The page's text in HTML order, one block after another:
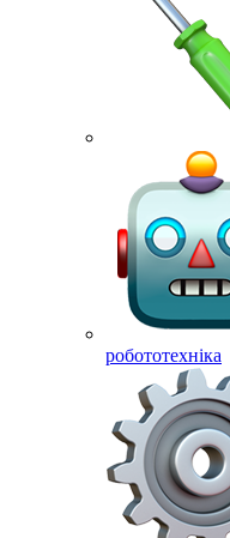
робототехніка